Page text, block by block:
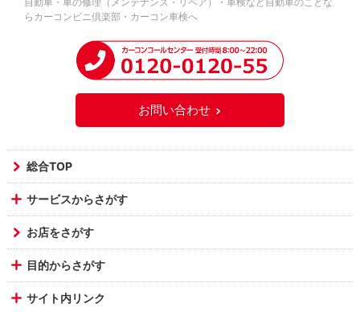
らカーコンビニ倶楽部・カーコン車検へ
お問い合わせ
総合TOP
サービスからさがす
お店をさがす
目的からさがす
サイト内リンク